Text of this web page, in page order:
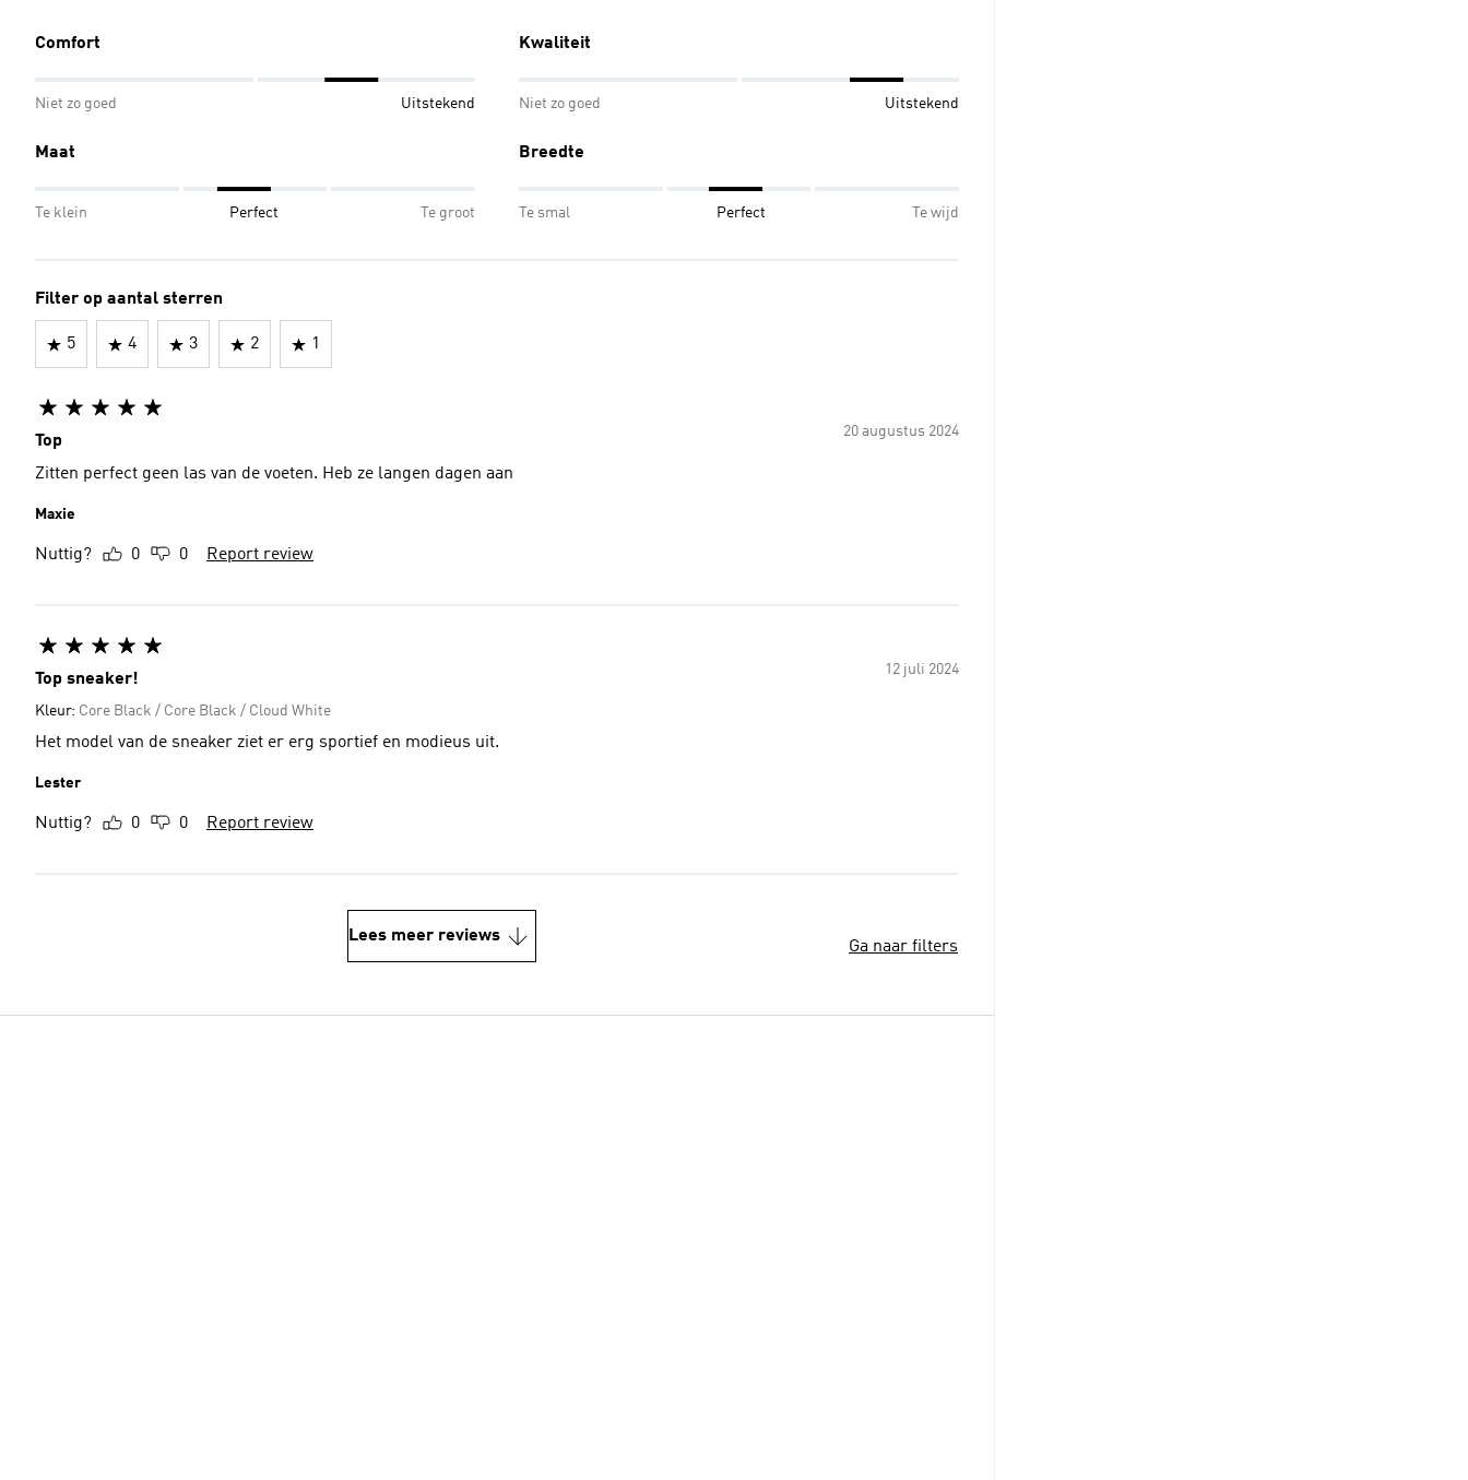
Comfort
Niet zo goed Uitstekend
Kwaliteit
Niet zo goed Uitstekend
Maat
Te klein Perfect Te groot
Breedte
Te smal Perfect Te wijd
Filter op aantal sterren
5 4 3 2 1
20 augustus 2024
Top
Zitten perfect geen las van de voeten. Heb ze langen dagen aan
Maxie
Nuttig? 0 0 Report review
12 juli 2024
Top sneaker!
Kleur: Core Black / Core Black / Cloud White
Het model van de sneaker ziet er erg sportief en modieus uit.
Lester
Nuttig? 0 0 Report review
Lees meer reviews
Ga naar filters